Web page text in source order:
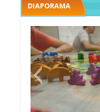
DIAPORAMA